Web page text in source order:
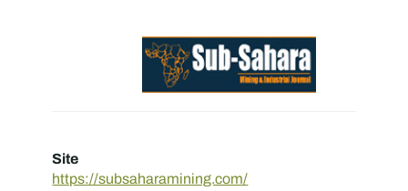
Site
https://subsaharamining.com/